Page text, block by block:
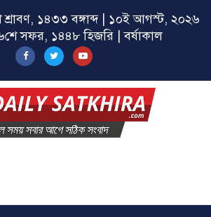
১৪৩৩ বঙ্গাব্দ | ১০ই আগস্ট, ২০২৬
সফর, ১৪৪৮ হিজরি | বর্ষাকাল